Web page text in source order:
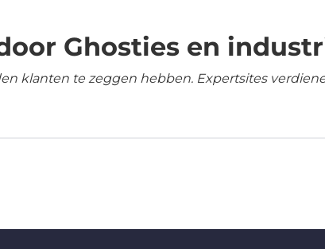
Ghosties en
klanten te zeggen hebben. Expertsites